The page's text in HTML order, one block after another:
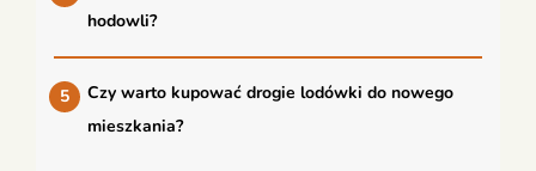
hodowli?
Czy warto kupować drogie lodówki do nowego
mieszkania?